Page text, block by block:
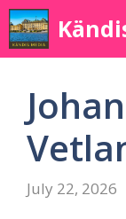
Skip
to
content
July 22, 2026